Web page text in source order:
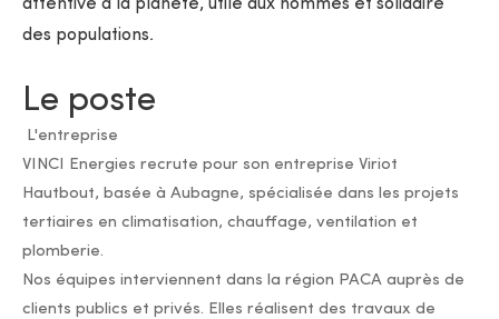
attentive à la planète, utile aux hommes et solidaire
des populations.
Le poste
L'entreprise
VINCI Energies recrute pour son entreprise Viriot
Hautbout, basée à Aubagne, spécialisée dans les projets
tertiaires en climatisation, chauffage, ventilation et
plomberie.
Nos équipes interviennent dans la région PACA auprès de
clients publics et privés. Elles réalisent des travaux de